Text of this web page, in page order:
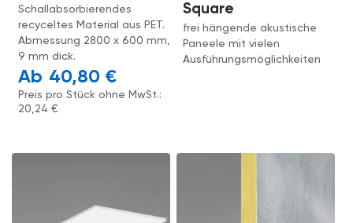
Schallabsorbierendes
recyceltes Material aus PET.
Abmessung 2800 x 600 mm,
9 mm dick.
40,80 €
Preis pro Stück ohne MwSt.:
20,24€
Square
frei hängende akustische
Paneele mit vielen
Ausführungsmöglichkeiten